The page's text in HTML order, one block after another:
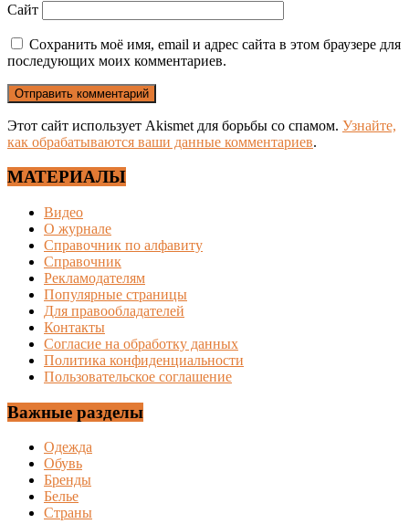
Сайт
Сохранить моё имя, email и адрес сайта в этом браузере для
последующих моих комментариев.
Этот сайт использует Akismet для борьбы со спамом. Узнайте,
как обрабатываются ваши данные комментариев.
МАТЕРИАЛЫ
Видео
О журнале
Справочник по алфавиту
Справочник
Рекламодателям
Популярные страницы
Для правообладателей
Контакты
Согласие на обработку данных
Политика конфиденциальности
Пользовательское соглашение
Важные разделы
Одежда
Обувь
Бренды
Белье
Страны